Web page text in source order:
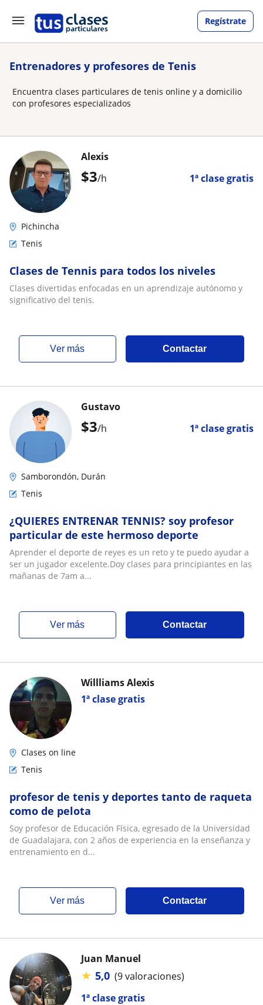
Regístrate
Entrenadores y profesores de Tenis
Encuentra clases particulares de tenis online y a domicilio
con profesores especializados
$3/h 1ª clase gratis
Alexis
Pichincha
Tenis
Clases de Tennis para todos los niveles
Clases divertidas enfocadas en un aprendizaje autónomo y
significativo del tenis.
ver más Contactar
$3/h 1ª clase gratis
Gustavo
Samborondón, Durán
Tenis
¿QUIERES ENTRENAR TENNIS? soy profesor
particular de este hermoso deporte
Aprender el deporte de reyes es un reto y te puedo ayudar a
ser un jugador excelente.Doy clases para principiantes en las
mañanas de 7am a...
ver más Contactar
1ª clase gratis
Willliams Alexis
Clases on line
Tenis
profesor de tenis y deportes tanto de raqueta
como de pelota
Soy profesor de Educación Física, egresado de la Universidad
de Guadalajara, con 2 años de experiencia en la enseñanza y
entrenamiento en d...
ver más Contactar
1ª clase gratis
Juan Manuel
★ 5,0 (9 valoraciones)